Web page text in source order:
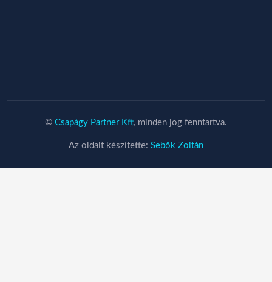
© Csapágy Partner Kft, minden jog fenntartva.
Az oldalt készítette: Sebők Zoltán